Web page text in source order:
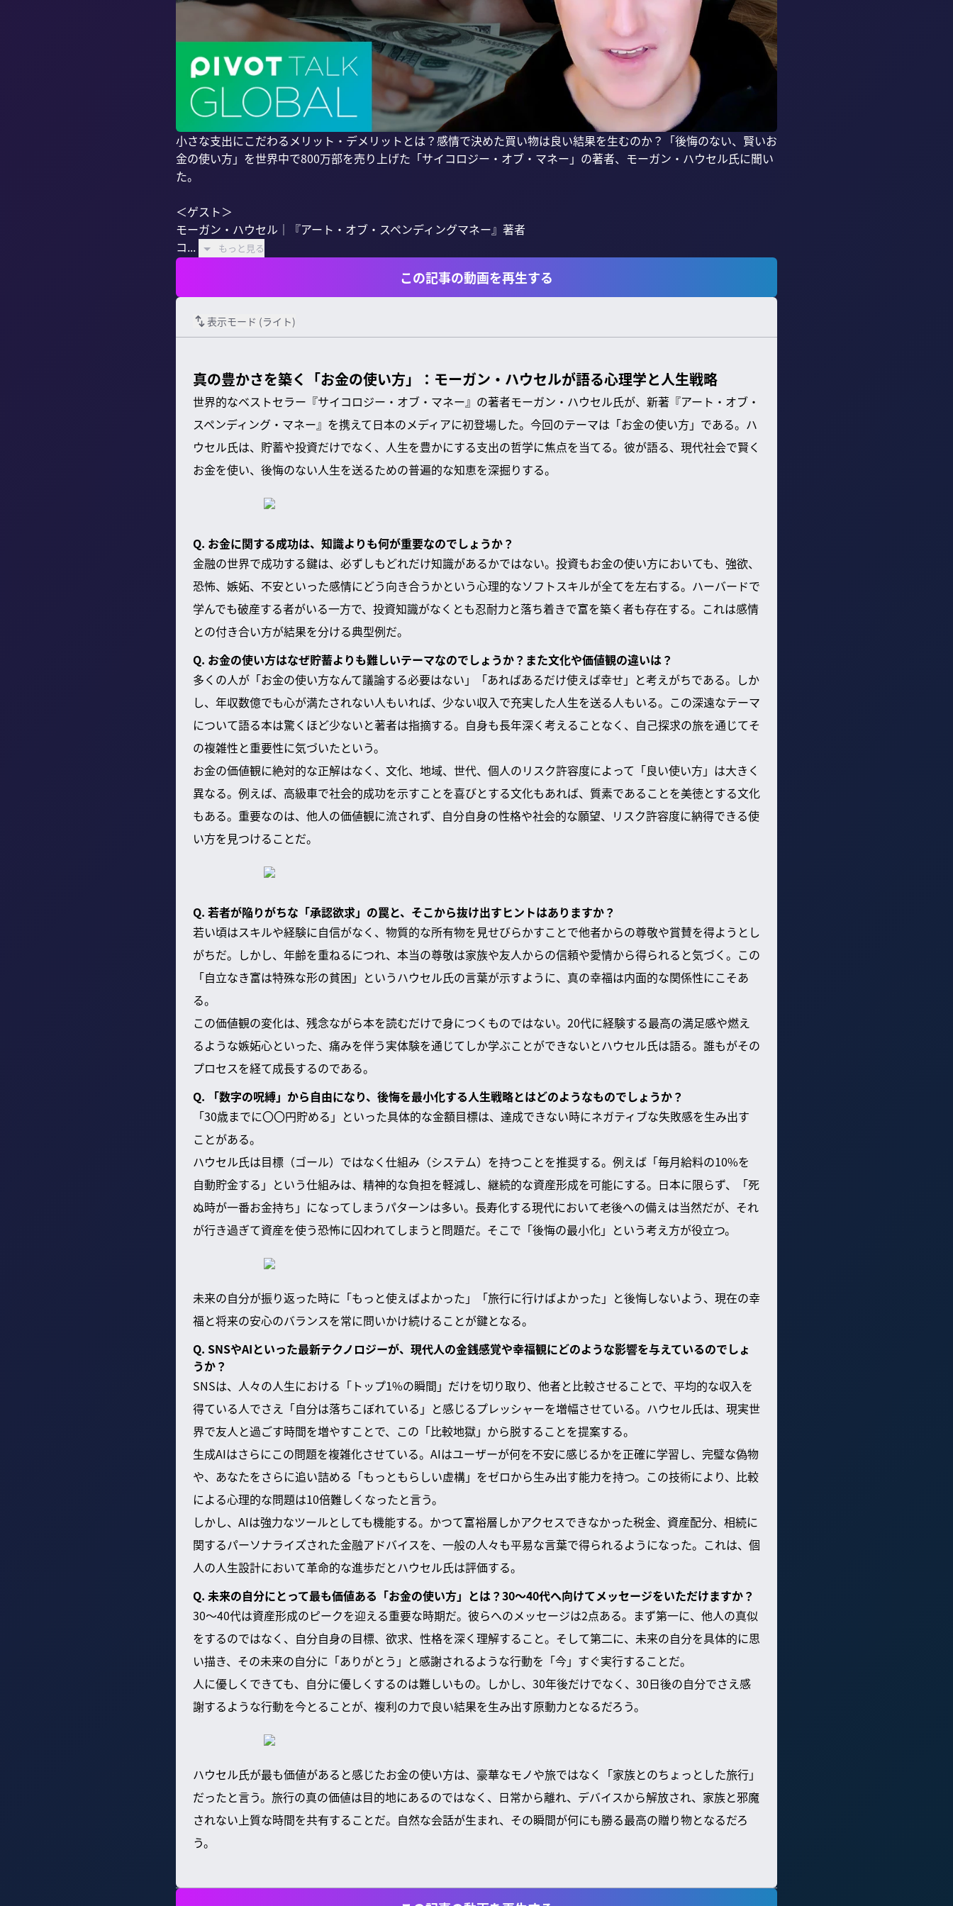
小さな支出にこだわるメリット・デメリットとは？感情で決めた買い物は良い結果を生むのか？「後悔のない、賢いお
金の使い方」を世界中で800万部を売り上げた「サイコロジー・オブ・マネー」の著者、モーガン・ハウセル氏に聞い
た。
＜ゲスト＞
モーガン・ハウセル｜『アート・オブ・スペンディングマネー』著者
コ...
もっと見る
この記事の動画を再生する
表示モード (ライト)
真の豊かさを築く「お金の使い方」：モーガン・ハウセルが語る心理学と人生戦略
世界的なベストセラー『サイコロジー・オブ・マネー』の著者モーガン・ハウセル氏が、新著『アート・オブ・
スペンディング・マネー』を携えて日本のメディアに初登場した。今回のテーマは「お金の使い方」である。ハ
ウセル氏は、貯蓄や投資だけでなく、人生を豊かにする支出の哲学に焦点を当てる。彼が語る、現代社会で賢く
お金を使い、後悔のない人生を送るための普遍的な知恵を深掘りする。
Q. お金に関する成功は、知識よりも何が重要なのでしょうか？
金融の世界で成功する鍵は、必ずしもどれだけ知識があるかではない。投資もお金の使い方においても、強欲、
恐怖、嫉妬、不安といった感情にどう向き合うかという心理的なソフトスキルが全てを左右する。ハーバードで
学んでも破産する者がいる一方で、投資知識がなくとも忍耐力と落ち着きで富を築く者も存在する。これは感情
との付き合い方が結果を分ける典型例だ。
Q. お金の使い方はなぜ貯蓄よりも難しいテーマなのでしょうか？また文化や価値観の違いは？
多くの人が「お金の使い方なんて議論する必要はない」「あればあるだけ使えば幸せ」と考えがちである。しか
し、年収数億でも心が満たされない人もいれば、少ない収入で充実した人生を送る人もいる。この深遠なテーマ
について語る本は驚くほど少ないと著者は指摘する。自身も長年深く考えることなく、自己探求の旅を通じてそ
の複雑性と重要性に気づいたという。
お金の価値観に絶対的な正解はなく、文化、地域、世代、個人のリスク許容度によって「良い使い方」は大きく
異なる。例えば、高級車で社会的成功を示すことを喜びとする文化もあれば、質素であることを美徳とする文化
もある。重要なのは、他人の価値観に流されず、自分自身の性格や社会的な願望、リスク許容度に納得できる使
い方を見つけることだ。
Q. 若者が陥りがちな「承認欲求」の罠と、そこから抜け出すヒントはありますか？
若い頃はスキルや経験に自信がなく、物質的な所有物を見せびらかすことで他者からの尊敬や賞賛を得ようとし
がちだ。しかし、年齢を重ねるにつれ、本当の尊敬は家族や友人からの信頼や愛情から得られると気づく。この
「自立なき富は特殊な形の貧困」というハウセル氏の言葉が示すように、真の幸福は内面的な関係性にこそあ
る。
この価値観の変化は、残念ながら本を読むだけで身につくものではない。20代に経験する最高の満足感や燃え
るような嫉妬心といった、痛みを伴う実体験を通じてしか学ぶことができないとハウセル氏は語る。誰もがその
プロセスを経て成長するのである。
Q. 「数字の呪縛」から自由になり、後悔を最小化する人生戦略とはどのようなものでしょうか？
「30歳までに〇〇円貯める」といった具体的な金額目標は、達成できない時にネガティブな失敗感を生み出す
ことがある。
ハウセル氏は目標（ゴール）ではなく仕組み（システム）を持つことを推奨する。例えば「毎月給料の10%を
自動貯金する」という仕組みは、精神的な負担を軽減し、継続的な資産形成を可能にする。日本に限らず、「死
ぬ時が一番お金持ち」になってしまうパターンは多い。長寿化する現代において老後への備えは当然だが、それ
が行き過ぎて資産を使う恐怖に囚われてしまうと問題だ。そこで「後悔の最小化」という考え方が役立つ。
未来の自分が振り返った時に「もっと使えばよかった」「旅行に行けばよかった」と後悔しないよう、現在の幸
福と将来の安心のバランスを常に問いかけ続けることが鍵となる。
Q. SNSやAIといった最新テクノロジーが、現代人の金銭感覚や幸福観にどのような影響を与えているのでしょ
うか？
SNSは、人々の人生における「トップ1%の瞬間」だけを切り取り、他者と比較させることで、平均的な収入を
得ている人でさえ「自分は落ちこぼれている」と感じるプレッシャーを増幅させている。ハウセル氏は、現実世
界で友人と過ごす時間を増やすことで、この「比較地獄」から脱することを提案する。
生成AIはさらにこの問題を複雑化させている。AIはユーザーが何を不安に感じるかを正確に学習し、完璧な偽物
や、あなたをさらに追い詰める「もっともらしい虚構」をゼロから生み出す能力を持つ。この技術により、比較
による心理的な問題は10倍難しくなったと言う。
しかし、AIは強力なツールとしても機能する。かつて富裕層しかアクセスできなかった税金、資産配分、相続に
関するパーソナライズされた金融アドバイスを、一般の人々も平易な言葉で得られるようになった。これは、個
人の人生設計において革命的な進歩だとハウセル氏は評価する。
Q. 未来の自分にとって最も価値ある「お金の使い方」とは？30〜40代へ向けてメッセージをいただけますか？
30〜40代は資産形成のピークを迎える重要な時期だ。彼らへのメッセージは2点ある。まず第一に、他人の真似
をするのではなく、自分自身の目標、欲求、性格を深く理解すること。そして第二に、未来の自分を具体的に思
い描き、その未来の自分に「ありがとう」と感謝されるような行動を「今」すぐ実行することだ。
人に優しくできても、自分に優しくするのは難しいもの。しかし、30年後だけでなく、30日後の自分でさえ感
謝するような行動を今とることが、複利の力で良い結果を生み出す原動力となるだろう。
ハウセル氏が最も価値があると感じたお金の使い方は、豪華なモノや旅ではなく「家族とのちょっとした旅行」
だったと言う。旅行の真の価値は目的地にあるのではなく、日常から離れ、デバイスから解放され、家族と邪魔
されない上質な時間を共有することだ。自然な会話が生まれ、その瞬間が何にも勝る最高の贈り物となるだろ
う。